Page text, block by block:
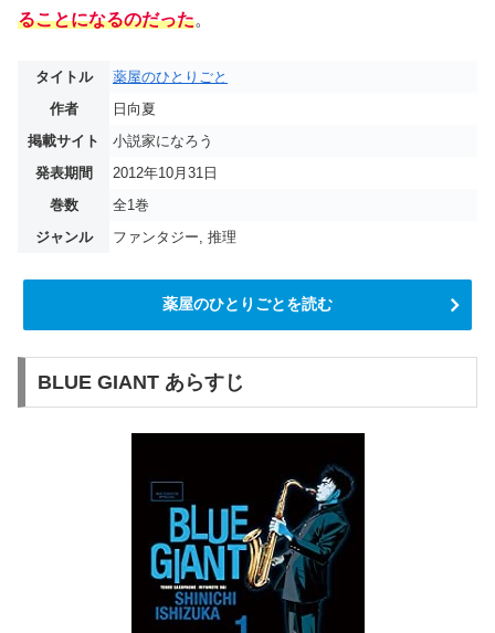
ることになるのだった。
タイトル
薬屋のひとりごと
作者
日向夏
掲載サイト
小説家になろう
発表期間
2012年10月31日
巻数
全1巻
ジャンル
ファンタジー, 推理
薬屋のひとりごとを読む
BLUE GIANT あらすじ